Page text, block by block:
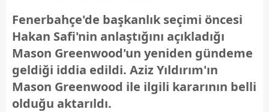
Fenerbahçe'de başkanlık seçimi öncesi
Hakan Safi'nin anlaştığını açıkladığı
Mason Greenwood'un yeniden gündeme
geldiği iddia edildi. Aziz Yıldırım'ın
Mason Greenwood ile ilgili kararının belli
olduğu aktarıldı.